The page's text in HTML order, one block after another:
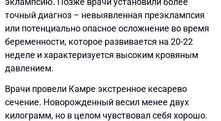
точный диагноз – невыявленная преэклампсия
или потенциально опасное осложнение во время
беременности, которое развивается на 20-22
неделе и характеризуется высоким кровяным
давлением.
Врачи провели Камре экстренное кесарево
сечение. Новорожденный весил менее двух
килограмм, но в целом чувствовал себя хорошо.